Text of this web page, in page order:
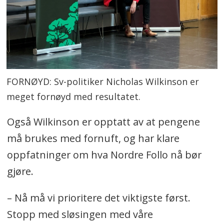
FORNØYD: Sv-politiker Nicholas Wilkinson er
meget fornøyd med resultatet.
Også Wilkinson er opptatt av at pengene
må brukes med fornuft, og har klare
oppfatninger om hva Nordre Follo nå bør
gjøre.
– Nå må vi prioritere det viktigste først.
Stopp med sløsingen med våre